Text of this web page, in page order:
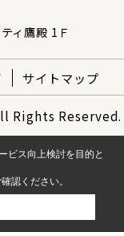
ィ鷹殿 1Ｆ
サイトマップ
Rights Reserved.
ビス向上検討を目的と
認ください。